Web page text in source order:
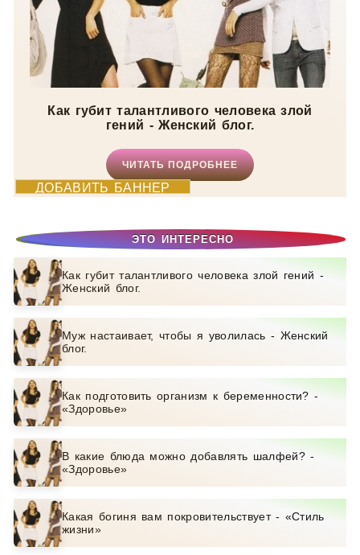
Как губит талантливого человека злой
гений - Женский блог.
ЧИТАТЬ ПОДРОБНЕЕ
ДОБАВИТЬ БАННЕР
ЭТО ИНТЕРЕСНО
Как губит талантливого человека злой гений -
Женский блог.
Муж настаивает, чтобы я уволилась - Женский
блог.
Как подготовить организм к беременности? -
«Здоровье»
В какие блюда можно добавлять шалфей? -
«Здоровье»
Какая богиня вам покровительствует - «Стиль
жизни»